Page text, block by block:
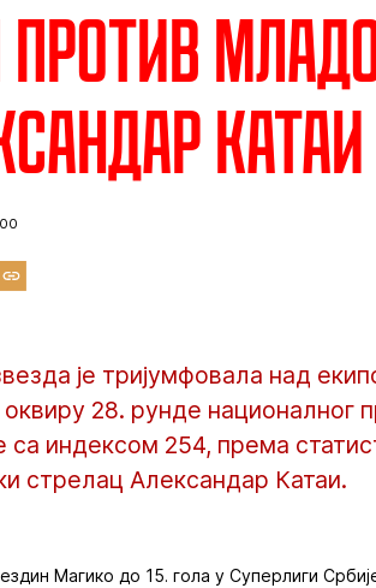
Катаи
је тријумфовала над
оквиру 28. рунде националног
са индексом 254, према
стрелац Александар Катаи.
Магико до 15. гола у Суперлиги